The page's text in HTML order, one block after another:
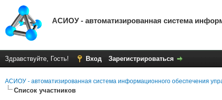
АСИОУ - автоматизированная система
Здравствуйте, Гость! Вход Зарегистрироваться
АСИОУ - автоматизированная система информационного обеспечения
Список участников